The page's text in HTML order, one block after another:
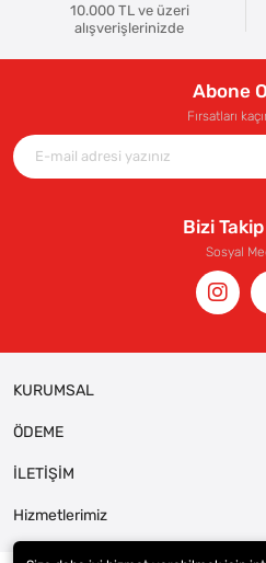
10.000 TL ve üzeri
alışverişlerinizde
Abone
Fırsatları
Bizi
Sosyal
KURUMSAL
ÖDEME
İLETİŞİM
Hizmetlerimiz